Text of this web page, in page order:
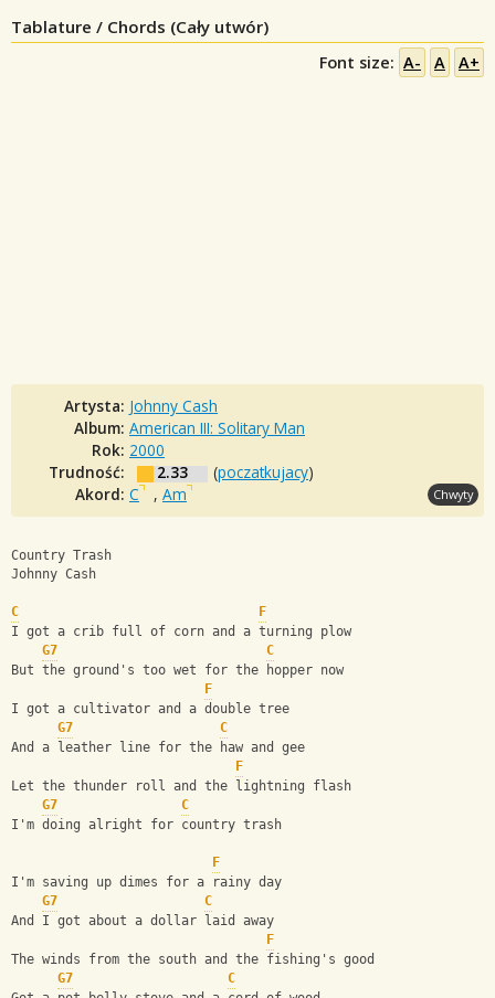
Tablature / Chords (Cały utwór)
Font size: A- A A+
Artysta: Johnny Cash
Album: American III: Solitary Man
Rok: 2000
Trudność:
2.33 (poczatkujacy)
Akord: C , Am Chwyty
Country Trash
Johnny Cash
C
F
I got a crib full of corn and a turning plow
G7
C
But the ground's too wet for the hopper now
F
I got a cultivator and a double tree
G7
C
And a leather line for the haw and gee
F
Let the thunder roll and the lightning flash
G7
C
I'm doing alright for country trash
F
I'm saving up dimes for a rainy day
G7
C
And I got about a dollar laid away
F
The winds from the south and the fishing's good
G7
C